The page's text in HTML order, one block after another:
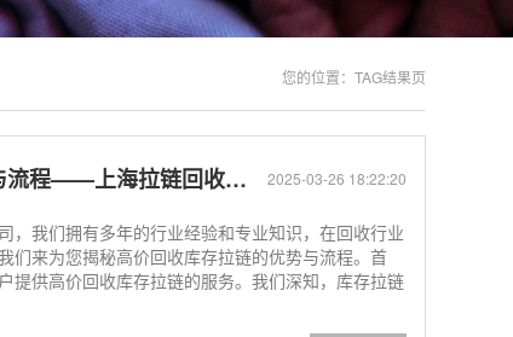
您的位置： TAG结果页
2025-03-26 18:22:20
程——上海拉链回收电话
，我们拥有多年的行业经验和专业知识，在回收行业
们来为您揭秘高价回收库存拉链的优势与流程。首
提供高价回收库存拉链的服务。我们深知，库存拉链